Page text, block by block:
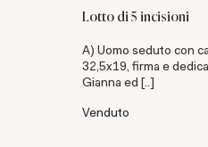
Lotto di 5 incisioni
A) Uomo seduto con
32,5x19, firma e
Gianna ed [..]
Venduto